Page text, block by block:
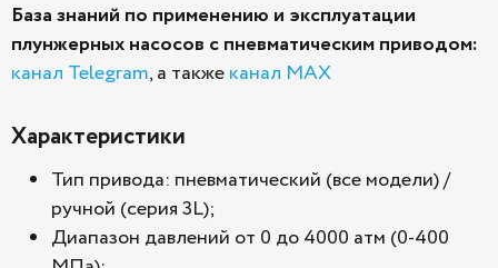
База знаний по применению и эксплуатации
плунжерных насосов с пневматическим приводом:
канал Telegram, а такжеканал MAX
Характеристики
Тип привода: пневматический (все модели) /
ручной (серия 3L);
Диапазон давлений от 0 до 4000 атм (0-400